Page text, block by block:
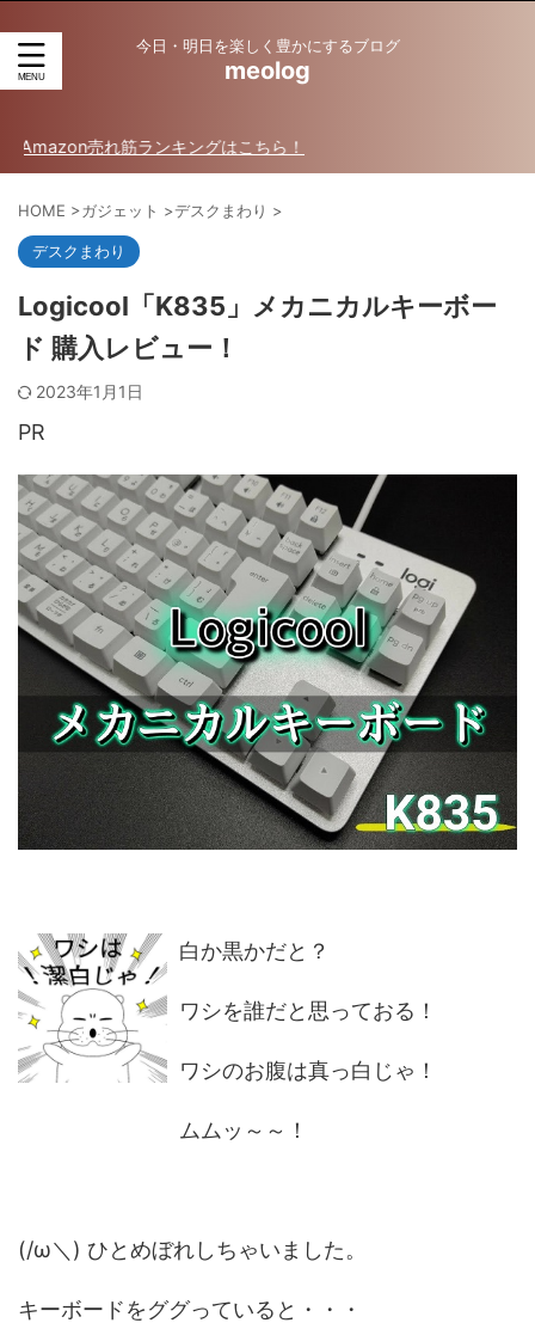
今日・明日を楽しく豊かにするブログ
meolog
れ筋ランキングはこちら！
HOME >ガジェット >デスクまわり >
デスクまわり
Logicool「K835」メカニカルキーボー
ド 購入レビュー！
2023年1月1日
PR
白か黒かだと？
ワシを誰だと思っておる！
ワシのお腹は真っ白じゃ！
ムムッ～～！
(/ω＼) ひとめぼれしちゃいました。
キーボードをググっていると・・・